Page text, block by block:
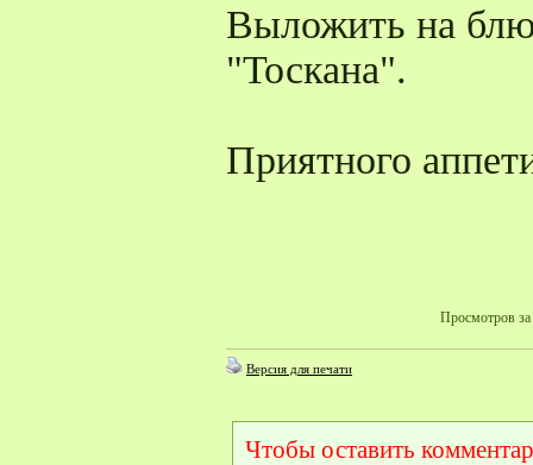
Выложить на
"Тоскана".
Приятного
Просмотров за
Версия для печати
Чтобы оставить